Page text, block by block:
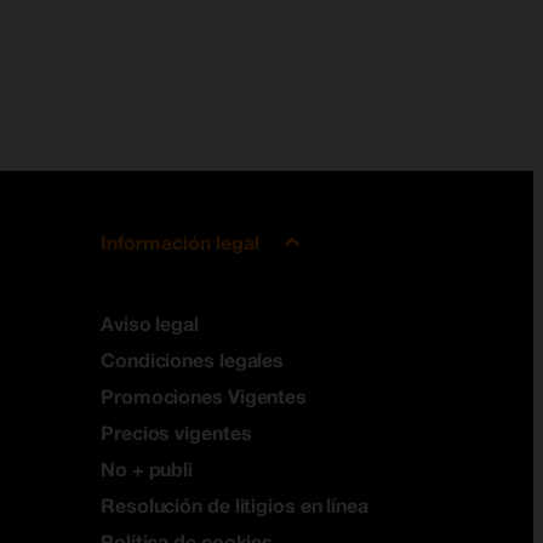
Información legal
Aviso legal
Condiciones legales
Promociones Vigentes
Precios vigentes
No + publi
Resolución de litigios en línea